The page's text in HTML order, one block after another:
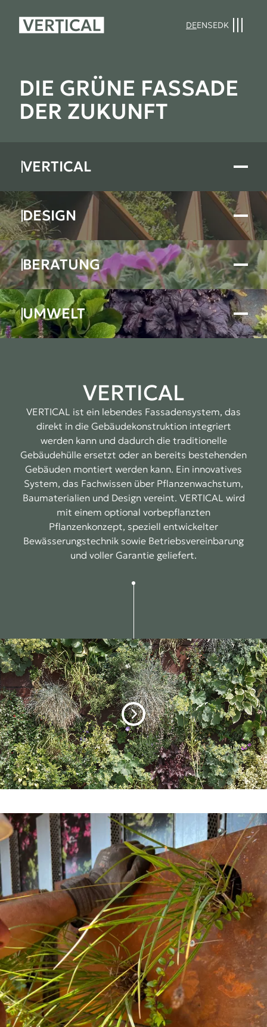
DEENSEDK
DIE GRÜNE FASSADE
DER ZUKUNFT
VERTICAL
DESIGN
BERATUNG
UMWELT
VERTICAL
VERTICAL ist ein lebendes Fassadensystem, das
direkt in die Gebäudekonstruktion integriert
werden kann und dadurch die traditionelle
Gebäudehülle ersetzt oder an bereits bestehenden
Gebäuden montiert werden kann. Ein innovatives
System, das Fachwissen über Pflanzenwachstum,
Baumaterialien und Design vereint. VERTICAL wird
mit einem optional vorbepflanzten
Pflanzenkonzept, speziell entwickelter
Bewässerungstechnik sowie Betriebsvereinbarung
und voller Garantie geliefert.